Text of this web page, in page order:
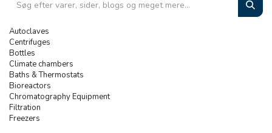
Autoclaves
Centrifuges
Bottles
Climate chambers
Baths & Thermostats
Bioreactors
Chromatography Equipment
Filtration
Freezers